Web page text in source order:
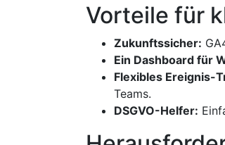
Vorteile für
Zukunftssicher:
Ein Dashboard für
Flexibles Ereignis-
Teams.
DSGVO-Helfer: